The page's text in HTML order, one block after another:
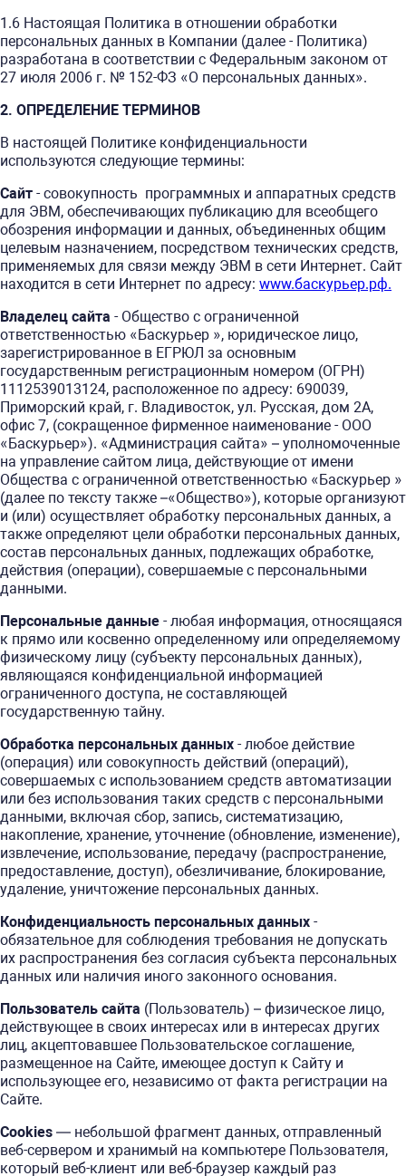
1.6 Настоящая Политика в отношении обработки
персональных данных в Компании (далее - Политика)
разработана в соответствии с Федеральным законом от
27 июля 2006 г. № 152-ФЗ «О персональных данных».
2. ОПРЕДЕЛЕНИЕ ТЕРМИНОВ
В настоящей Политике конфиденциальности
используются следующие термины:
Сайт - совокупность программных и аппаратных средств
для ЭВМ, обеспечивающих публикацию для всеобщего
обозрения информации и данных, объединенных общим
целевым назначением, посредством технических средств,
применяемых для связи между ЭВМ в сети Интернет. Сайт
находится в сети Интернет по адресу: www.баскурьер.рф.
Владелец сайта - Общество с ограниченной
ответственностью «Баскурьер », юридическое лицо,
зарегистрированное в ЕГРЮЛ за основным
государственным регистрационным номером (ОГРН)
1112539013124, расположенное по адресу: 690039,
Приморский край, г. Владивосток, ул. Русская, дом 2А,
офис 7, (сокращенное фирменное наименование - ООО
«Баскурьер»). «Администрация сайта» – уполномоченные
на управление сайтом лица, действующие от имени
Общества с ограниченной ответственностью «Баскурьер »
(далее по тексту также –«Общество»), которые организуют
и (или) осуществляет обработку персональных данных, а
также определяют цели обработки персональных данных,
состав персональных данных, подлежащих обработке,
действия (операции), совершаемые с персональными
данными.
Персональные данные - любая информация, относящаяся
к прямо или косвенно определенному или определяемому
физическому лицу (субъекту персональных данных),
являющаяся конфиденциальной информацией
ограниченного доступа, не составляющей
государственную тайну.
Обработка персональных данных - любое действие
(операция) или совокупность действий (операций),
совершаемых с использованием средств автоматизации
или без использования таких средств с персональными
данными, включая сбор, запись, систематизацию,
накопление, хранение, уточнение (обновление, изменение),
извлечение, использование, передачу (распространение,
предоставление, доступ), обезличивание, блокирование,
удаление, уничтожение персональных данных.
Конфиденциальность персональных данных -
обязательное для соблюдения требования не допускать
их распространения без согласия субъекта персональных
данных или наличия иного законного основания.
Пользователь сайта (Пользователь) – физическое лицо,
действующее в своих интересах или в интересах других
лиц, акцептовавшее Пользовательское соглашение,
размещенное на Сайте, имеющее доступ к Сайту и
использующее его, независимо от факта регистрации на
Сайте.
Cookies — небольшой фрагмент данных, отправленный
веб-сервером и хранимый на компьютере Пользователя,
который веб-клиент или веб-браузер каждый раз